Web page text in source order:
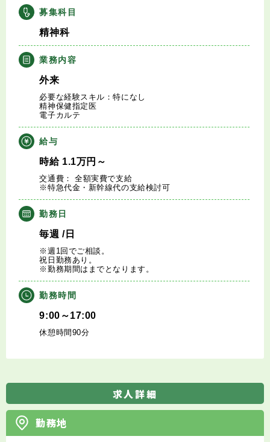
医師の求人・転職Q&A
知りたい・聞きたい
転職成功事例
医師の転職マニュアル
データで見る医師の平均年収
医師に役立つ取材記事
大学医局紹介
募集科目
精神科
業務内容
外来
必要な経験スキル：特になし
精神保健指定医
電子カルテ
給与
時給1.1万円 ～
交通費： 全額実費で支給
※特急代金・新幹線代の支給検討可
勤務日
毎週 /日
※週1回でご相談。
祝日勤務あり。
※勤務期間はまでとなります。
勤務時間
9:00～17:00
休憩時間90分
求人詳細
勤務地